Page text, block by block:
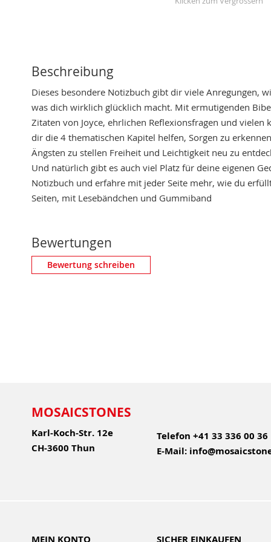
beginning
the
images
gallery
Beschreibung
Dieses besondere Notizbuch gibt dir viele Anregungen,
was dich wirklich glücklich macht. Mit ermutigenden
Zitaten von Joyce, ehrlichen Reflexionsfragen und vielen
dir die 4 thematischen Kapitel helfen, Sorgen zu
Ängsten zu stellen Freiheit und Leichtigkeit neu zu
Und natürlich gibt es auch viel Platz für deine eigenen
Notizbuch und erfahre mit jeder Seite mehr, wie du
Seiten, mit Lesebändchen und Gummiband
Bewertungen
Eigene Bewertung schreiben
Bewertung schreiben
MOSAICSTONES
Karl-Koch-Str. 12e
CH-3600 Thun
Telefon +41 33 336 00 36
E-Mail:
MEIN KONTO SICHER EINKAUFEN